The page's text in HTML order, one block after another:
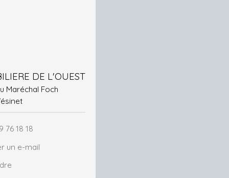
DE L'OUEST
Maréchal Foch
76 18 18
un e-mail